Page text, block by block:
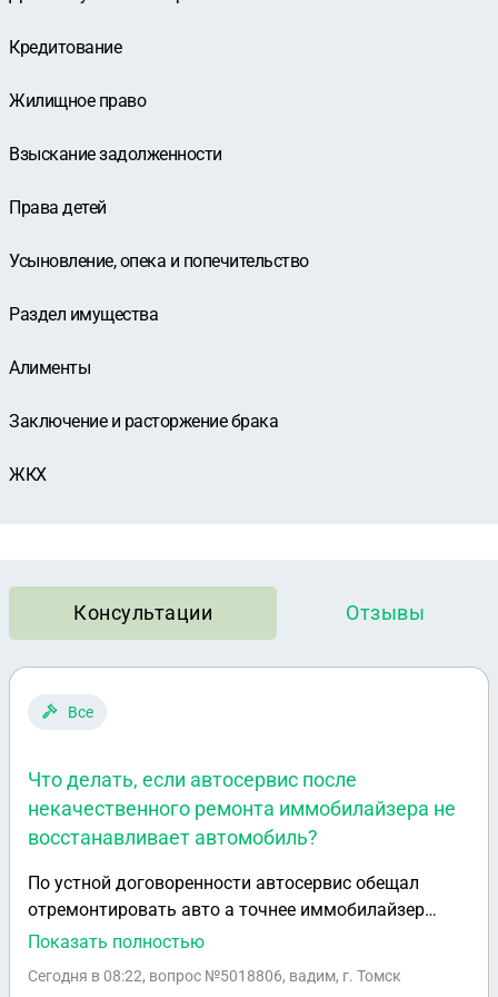
Кредитование
Жилищное право
Взыскание задолженности
Права детей
Усыновление, опека и попечительство
Раздел имущества
Алименты
Заключение и расторжение брака
ЖКХ
Консультации Отзывы
Все
Что делать, если автосервис после
некачественного ремонта иммобилайзера не
восстанавливает автомобиль?
По устной договоренности автосервис обещал
отремонтировать авто а точнее иммобилайзер
который временами давал сбой . Приехав в
обещали устранить неисправность .. Но в течении
Показать полностью
Сегодня в 08:22, вопрос №5018806, вадим, г. Томск